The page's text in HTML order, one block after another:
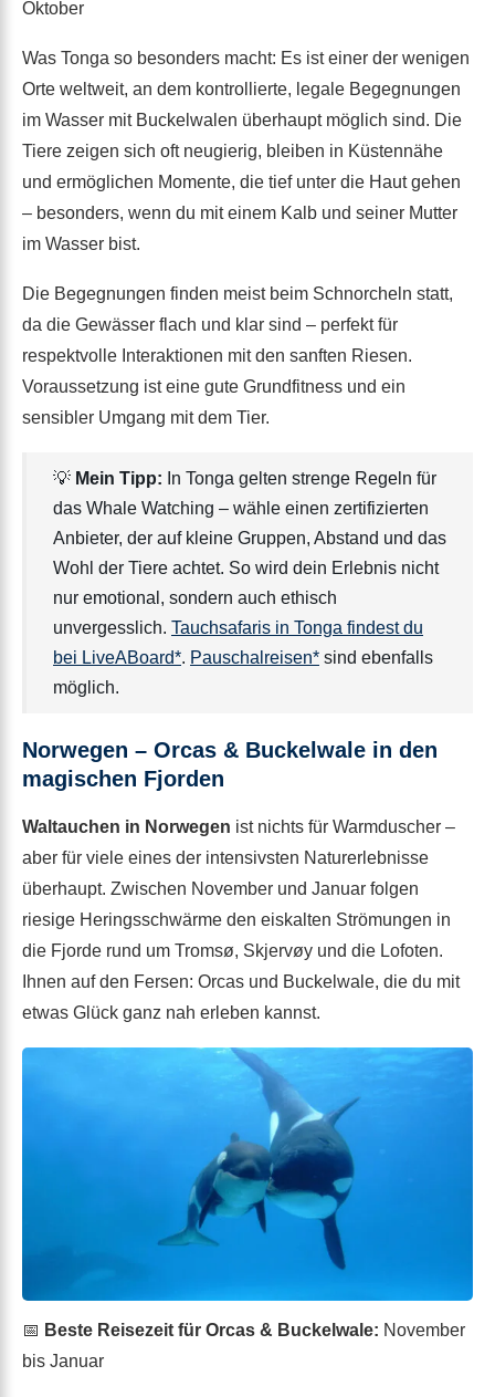
Oktober
Was Tonga so besonders macht: Es ist einer der wenigen
Orte weltweit, an dem kontrollierte, legale Begegnungen
im Wasser mit Buckelwalen überhaupt möglich sind. Die
Tiere zeigen sich oft neugierig, bleiben in Küstennähe
und ermöglichen Momente, die tief unter die Haut gehen
– besonders, wenn du mit einem Kalb und seiner Mutter
im Wasser bist.
Die Begegnungen finden meist beim Schnorcheln statt,
da die Gewässer flach und klar sind – perfekt für
respektvolle Interaktionen mit den sanften Riesen.
Voraussetzung ist eine gute Grundfitness und ein
sensibler Umgang mit dem Tier.
💡 Mein Tipp: In Tonga gelten strenge Regeln für
das Whale Watching – wähle einen zertifizierten
Anbieter, der auf kleine Gruppen, Abstand und das
Wohl der Tiere achtet. So wird dein Erlebnis nicht
nur emotional, sondern auch ethisch
unvergesslich. Tauchsafaris in Tonga findest du
bei LiveABoard*. Pauschalreisen* sind ebenfalls
möglich.
Norwegen – Orcas & Buckelwale in den
magischen Fjorden
Waltauchen in Norwegen ist nichts für Warmduscher –
aber für viele eines der intensivsten Naturerlebnisse
überhaupt. Zwischen November und Januar folgen
riesige Heringsschwärme den eiskalten Strömungen in
die Fjorde rund um Tromsø, Skjervøy und die Lofoten.
Ihnen auf den Fersen: Orcas und Buckelwale, die du mit
etwas Glück ganz nah erleben kannst.
📅 Beste Reisezeit für Orcas & Buckelwale: November
bis Januar